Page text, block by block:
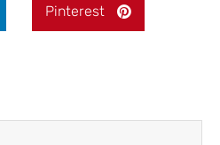
Pinterest